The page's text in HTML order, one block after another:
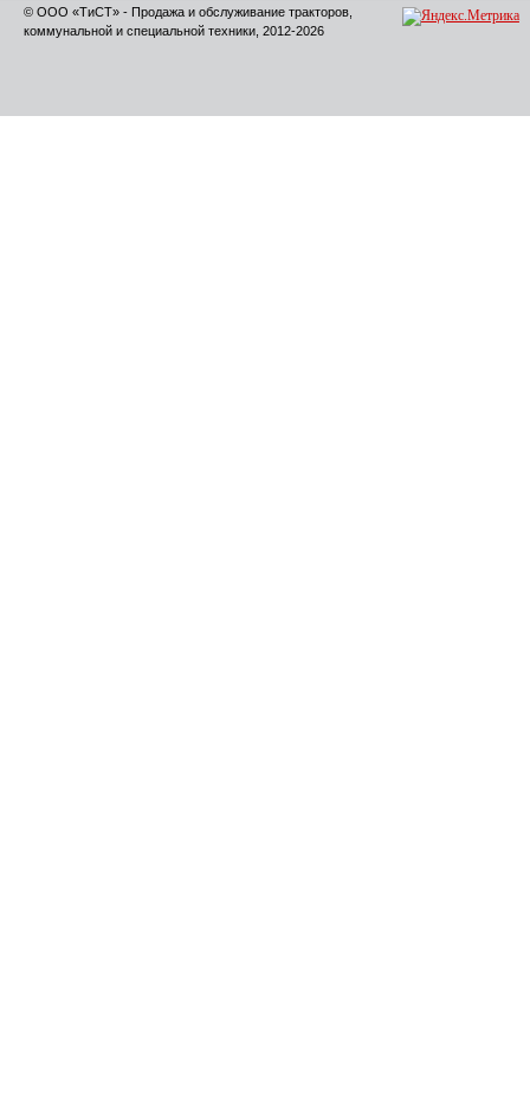
© ООО «ТиСТ» - Продажа и обслуживание тракторов,
коммунальной и специальной техники, 2012-2026